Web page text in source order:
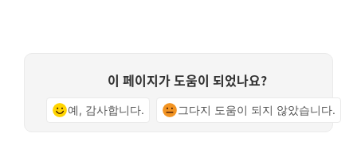
이 페이지가 도움이 되었나요?
예, 감사합니다. 그다지 도움이 되지 않았습니다.